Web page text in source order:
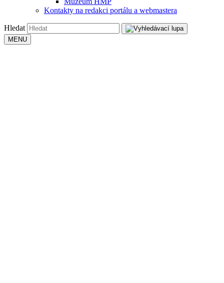
Kontakty na redakci portálu a webmastera
Hledat
MENU